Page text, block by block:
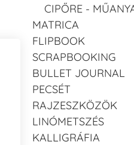
CIPŐRE -
MATRICA
FLIPBOOK
SCRAPBOOKING
BULLET JOURNAL
PECSÉT
RAJZESZKÖZÖK
LINÓMETSZÉS
KALLIGRÁFIA